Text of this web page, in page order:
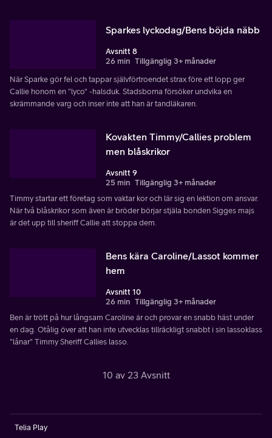
Sparkes lyckodag/Bens böjda näbb
Avsnitt 8
26 min Tillgänglig 3+ månader
När Sparke gör fel och tappar självförtroendet strax före ett lopp ger
Callie honom en "lyco" -halsduk. Stadsborna försöker undvika en
skrämmande varg och inser inte att han är tandläkaren.
Kovakten Timmy/Callies problem
men blåskrikor
Avsnitt 9
25 min Tillgänglig 3+ månader
Timmy startar ett företag som vaktar kor och lär sig en lektion om ansvar.
När två blåskrikor som även är bröder börjar stjäla bonden Sigges majs
är det upp till sheriff Callie att stoppa dem.
Bens kära Caroline/Lassot kommer
hem
Avsnitt 10
26 min Tillgänglig 3+ månader
Ben är trött på hur långsam Caroline är och provar en snabb häst under
en dag. Otålig över att han inte utvecklas tillräckligt snabbt i sin lassoklass
"lånar" Timmy Sheriff Callies lasso.
10 av 23 Avsnitt
Telia Play